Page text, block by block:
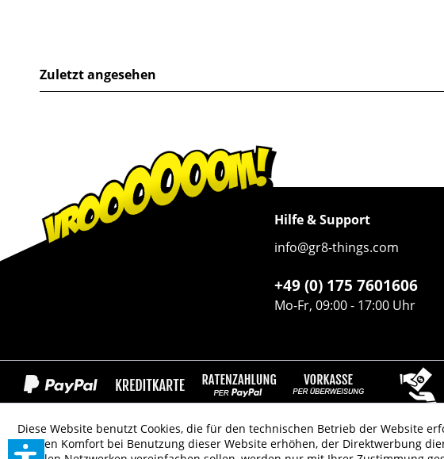
Zuletzt angesehen
Hilfe & Support
info@gr8-things.com
+49 (0) 175 7601606
Mo-Fr, 09:00 - 17:00 Uhr
* Alle Preise inkl. gesetzl.
Diese Website benutzt Cookies, die für den technischen Betrieb der Website
die den Komfort bei Benutzung dieser Website erhöhen, der Direktwerbung